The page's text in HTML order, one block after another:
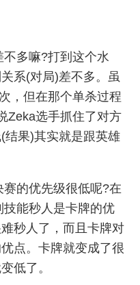
多嘛?打到这个水
系(对局)差不多。虽
，但在那个单杀过程
Zeka选手抓住了对方
结果)其实就是跟英雄
的优先级很低呢?在
能秒人是卡牌的优
秒人了，而且卡牌对
点。卡牌就变成了很
低了。